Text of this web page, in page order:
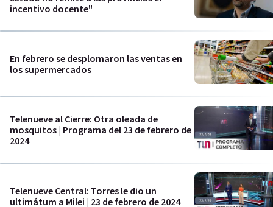
incentivo docente"
En febrero se desplomaron las ventas en
los supermercados
Telenueve al Cierre: Otra oleada de
mosquitos | Programa del 23 de febrero de
2024
Telenueve Central: Torres le dio un
ultimátum a Milei | 23 de febrero de 2024